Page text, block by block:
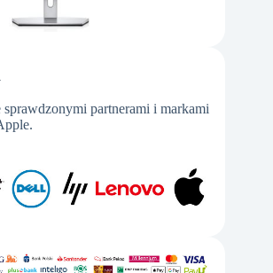
sprawdzonymi partnerami i markami